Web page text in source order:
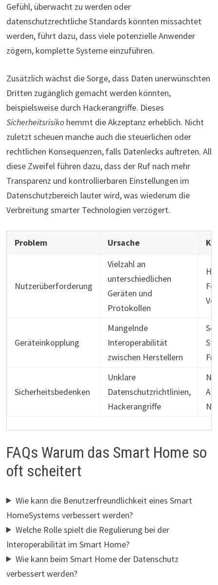
Gefühl, überwacht zu werden oder
datenschutzrechtliche Standards könnten missachtet
werden, führt dazu, dass viele potenzielle Anwender
zögern, komplette Systeme einzuführen.
Zusätzlich wächst die Sorge, dass Daten unerwünschten
Dritten zugänglich gemacht werden könnten,
beispielsweise durch Hackerangriffe. Dieses
Sicherheitsrisikohemmt die Akzeptanz erheblich. Nicht
zuletzt scheuen manche auch die steuerlichen oder
rechtlichen Konsequenzen, falls Datenlecks auftreten. All
diese Zweifel führen dazu, dass der Ruf nach mehr
Transparenz und kontrollierbaren Einstellungen im
Datenschutzbereich lauter wird, was wiederum die
Verbreitung smarter Technologien verzögert.
Problem Ursache
Nutzerüberforderung
Vielzahl an
unterschiedlichen
Geräten und
Protokollen
Geräteinkopplung
Mangelnde
Interoperabilität
zwischen Herstellern
Sicherheitsbedenken
Unklare
Datenschutzrichtlinien,
Hackerangriffe
FAQs Warum das Smart Home so
oft scheitert
Wie kann die Benutzerfreundlichkeit eines Smart
HomeSystems verbessert werden?
Welche Rolle spielt die Regulierung bei der
Interoperabilität im Smart Home?
Wie kann beim Smart Home der Datenschutz
verbessert werden?